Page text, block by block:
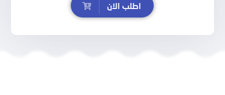
اطلب الان